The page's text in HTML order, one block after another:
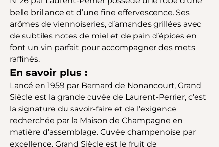
belle brillance et d’une fine effervescence. Ses
arômes de viennoiseries, d’amandes grillées avec
de subtiles notes de miel et de pain d’épices en
font un vin parfait pour accompagner des mets
raffinés.
En savoir plus :
Lancé en 1959 par Bernard de Nonancourt, Grand
Siècle est la grande cuvée de Laurent-Perrier, c’est
la signature du savoir-faire et de l’exigence
recherchée par la Maison de Champagne en
matière d’assemblage. Cuvée champenoise par
excellence, Grand Siècle est le fruit de